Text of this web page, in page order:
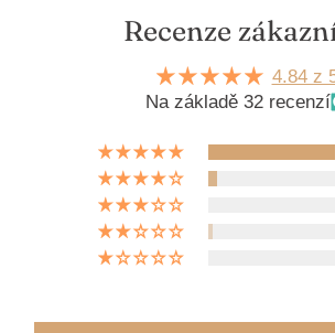
Recenze
4.84 z
Na základě 32 recenzí